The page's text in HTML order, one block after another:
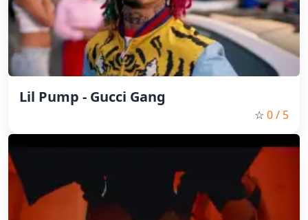
Lil Pump - Gucci Gang
☆ 0/ 5